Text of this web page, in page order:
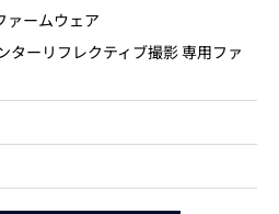
ァームウェア
ターリフレクティブ撮影 専用ファ